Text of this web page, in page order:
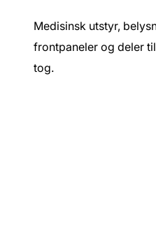
Medisinsk utstyr,
frontpaneler og deler
tog.